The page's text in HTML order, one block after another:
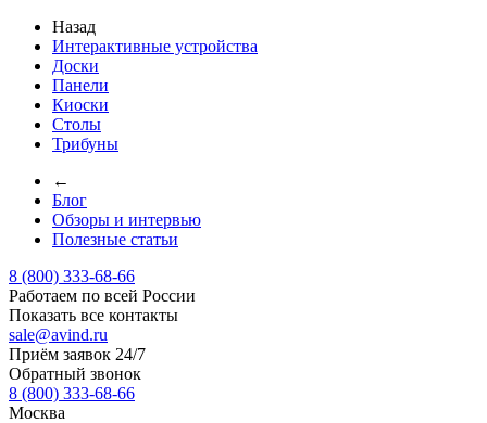
Назад
Интерактивные устройства
Доски
Панели
Киоски
Столы
Трибуны
←
Блог
Обзоры и интервью
Полезные статьи
8 (800) 333-68-66
Работаем по всей России
Показать все контакты
sale@avind.ru
Приём заявок 24/7
Обратный звонок
8 (800) 333-68-66
Москва